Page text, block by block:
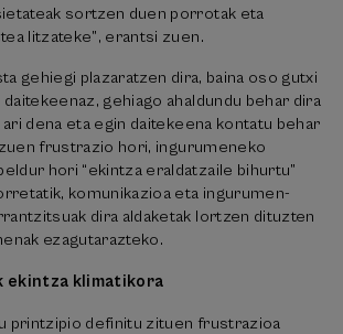
sortzen duen porrotak eta
litzateke”, erantsi zuen.
gehiegi plazaratzen dira, baina oso gutxi
gehiago ahaldundu behar dira
dena eta egin daitekeena kontatu behar
frustrazio hori, ingurumeneko
hori “ekintza eraldatzaile bihurtu”
komunikazioa eta ingurumen-
dira aldaketak lortzen dituzten
ezagutarazteko.
ekintza klimatikora
printzipio definitu zituen frustrazioa